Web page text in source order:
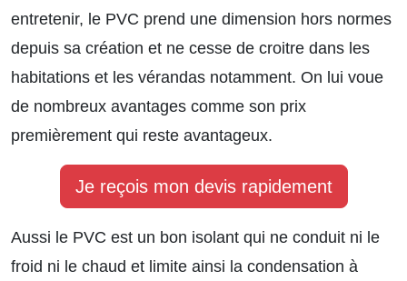
entretenir, le PVC prend une dimension hors normes
depuis sa création et ne cesse de croitre dans les
habitations et les vérandas notamment. On lui voue
de nombreux avantages comme son prix
premièrement qui reste avantageux.
Je reçois mon devis rapidement
Aussi le PVC est un bon isolant qui ne conduit ni le
froid ni le chaud et limite ainsi la condensation à